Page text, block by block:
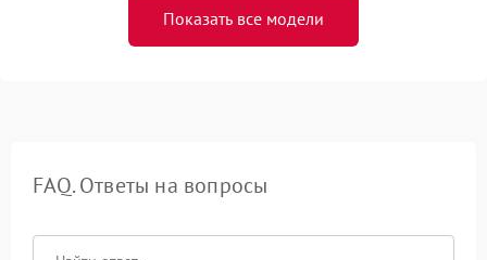
Показать все модели
FAQ. Ответы на вопросы